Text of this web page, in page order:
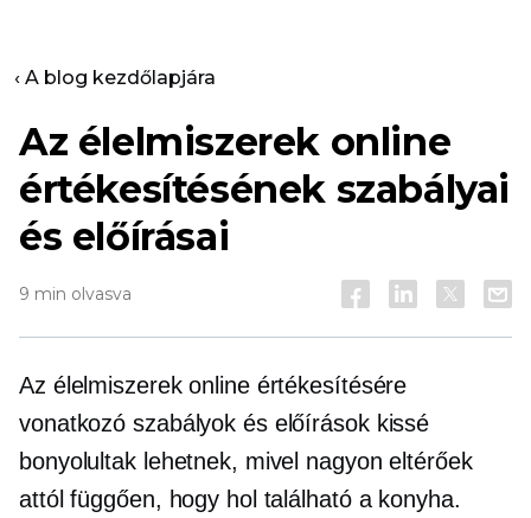
‹ A blog kezdőlapjára
Az élelmiszerek online
értékesítésének szabályai
és előírásai
9 min olvasva
Az élelmiszerek online értékesítésére
vonatkozó szabályok és előírások kissé
bonyolultak lehetnek, mivel nagyon eltérőek
attól függően, hogy hol található a konyha.